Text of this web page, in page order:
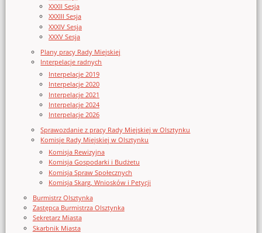
XXXII Sesja
XXXIII Sesja
XXXIV Sesja
XXXV Sesja
Plany pracy Rady Miejskiej
Interpelacje radnych
Interpelacje 2019
Interpelacje 2020
Interpelacje 2021
Interpelacje 2024
Interpelacje 2026
Sprawozdanie z pracy Rady Miejskiej w Olsztynku
Komisje Rady Miejskiej w Olsztynku
Komisja Rewizyjna
Komisja Gospodarki i Budżetu
Komisja Spraw Społecznych
Komisja Skarg, Wniosków i Petycji
Burmistrz Olsztynka
Zastępca Burmistrza Olsztynka
Sekretarz Miasta
Skarbnik Miasta